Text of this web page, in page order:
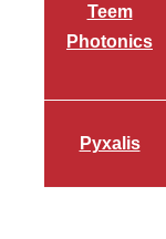
Teem
Photonics
Pyxalis